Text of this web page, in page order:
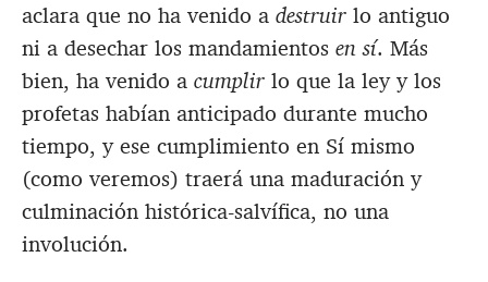
aclara que no ha venido a destruir lo antiguo
ni a desechar los mandamientos en sí. Más
bien, ha venido a cumplir lo que la ley y los
profetas habían anticipado durante mucho
tiempo, y ese cumplimiento en Sí mismo
(como veremos) traerá una maduración y
culminación histórica-salvífica, no una
involución.